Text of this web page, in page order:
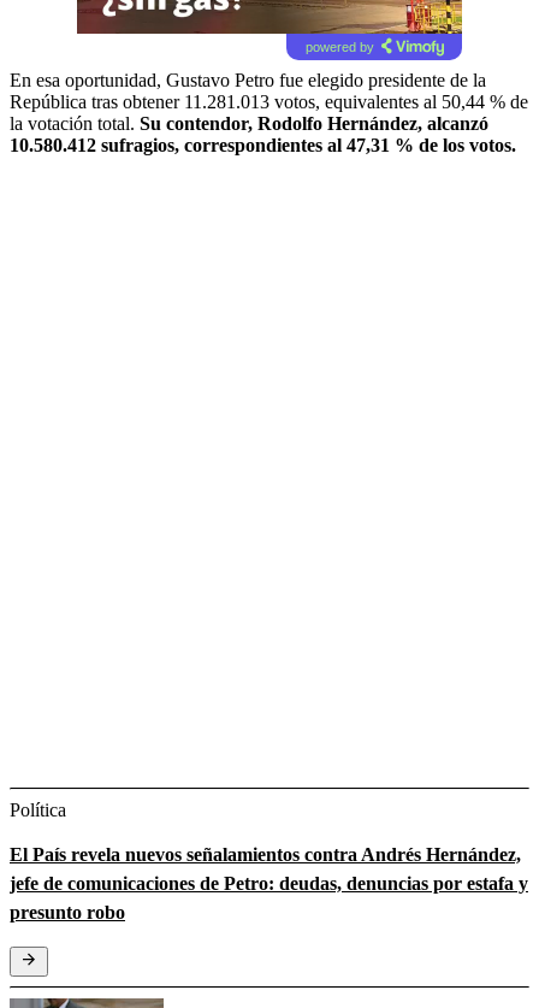
powered by
En esa oportunidad, Gustavo Petro fue elegido presidente de la
República tras obtener 11.281.013 votos, equivalentes al 50,44 % de
la votación total. Su contendor, Rodolfo Hernández, alcanzó
10.580.412 sufragios, correspondientes al 47,31 % de los votos.
Política
El País revela nuevos señalamientos contra Andrés Hernández,
jefe de comunicaciones de Petro: deudas, denuncias por estafa y
presunto robo